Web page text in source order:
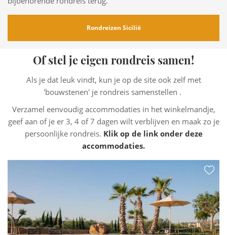
Rondreizen Sicilië
Of stel je eigen rondreis samen!
Als je dat leuk vindt, kun je op de site ook zelf met
'bouwstenen' je rondreis samenstellen .
Verzamel eenvoudig accommodaties in het winkelmandje,
geef aan of je er 3, 4 of 7 dagen wilt verblijven en maak zo je
persoonlijke rondreis. Klik op de link onder deze
accommodaties.